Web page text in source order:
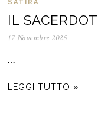
SATIRA
IL
17 Novembre 2025
…
LEGGI TUTTO »